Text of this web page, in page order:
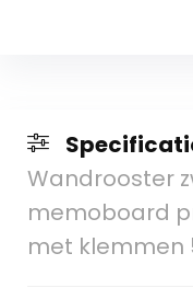
Wandrooster
memoboard
met klemmen